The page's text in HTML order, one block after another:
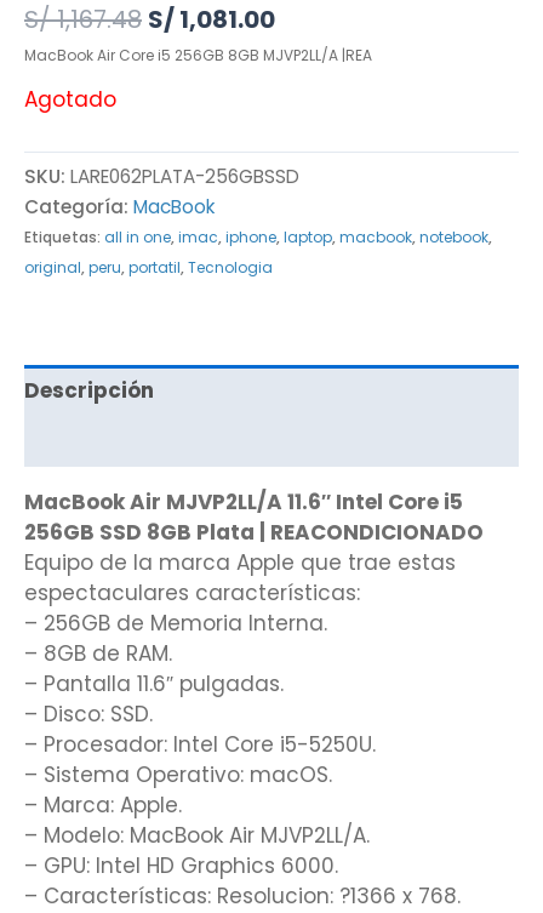
S/1,167.48 S/1,081.00
MacBook Air Core i5 256GB 8GB MJVP2LL/A |REA
Agotado
SKU: LARE062PLATA-256GBSSD
Categoría: MacBook
Etiquetas: all in one,imac,iphone,laptop,macbook,notebook,
original,peru,portatil,Tecnologia
Descripción
MacBook Air MJVP2LL/A 11.6″ Intel Core i5
256GB SSD 8GB Plata | REACONDICIONADO
Equipo de la marca Apple que trae estas
espectaculares características:
– 256GB de Memoria Interna.
– 8GB de RAM.
– Pantalla 11.6″ pulgadas.
– Disco: SSD.
– Procesador: Intel Core i5-5250U.
– Sistema Operativo: macOS.
– Marca: Apple.
– Modelo: MacBook Air MJVP2LL/A.
– GPU: Intel HD Graphics 6000.
– Características: Resolucion: ?1366 x 768.